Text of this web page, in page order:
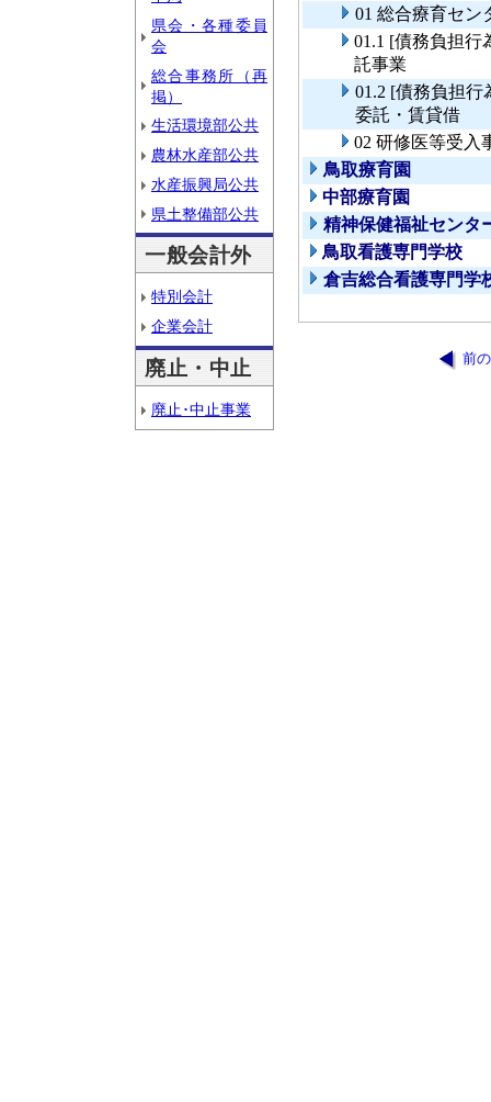
県会・各種委員
会
総合事務所（再
掲）
生活環境部公共
農林水産部公共
水産振興局公共
県土整備部公共
一般会計外
特別会計
企業会計
廃止・中止
廃止･中止事業
01 総合療育セン
01.1 [債務負担行
託事業
01.2 [債務負担
委託・賃貸借
02 研修医等受入
鳥取療育園
中部療育園
精神保健福祉センタ
鳥取看護専門学校
倉吉総合看護専門学
前